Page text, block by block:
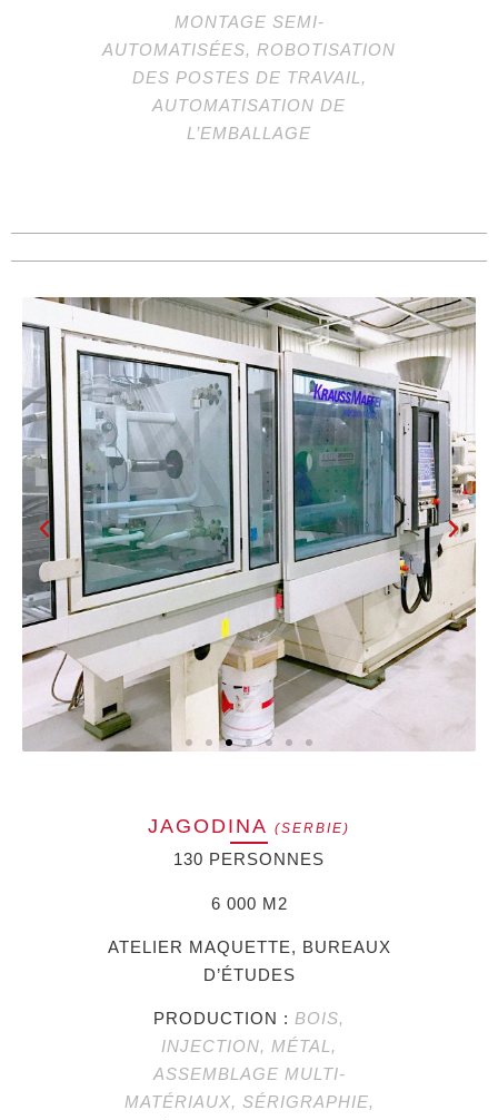
MONTAGE SEMI-
AUTOMATISÉES, ROBOTISATION
DES POSTES DE TRAVAIL,
AUTOMATISATION DE
L’EMBALLAGE
JAGODINA (SERBIE)
130 PERSONNES
6 000 M2
ATELIER MAQUETTE, BUREAUX
D’ÉTUDES
PRODUCTION : BOIS,
INJECTION, MÉTAL,
ASSEMBLAGE MULTI-
MATÉRIAUX, SÉRIGRAPHIE,